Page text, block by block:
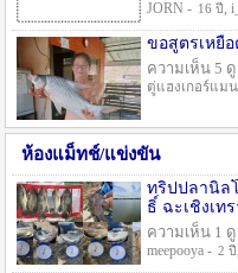
JORN - 16 ปี ,
ขอสูตรเหยื่
ความเห็น 5 ดู
ตู่แฮงเกอร์แม
ห้องแม็ทช์/แข่งขัน
ทริปปลานิล
ธิ์ ฉะเชิงเท
ความเห็น 1 ดู
meepooya - 2 ปี